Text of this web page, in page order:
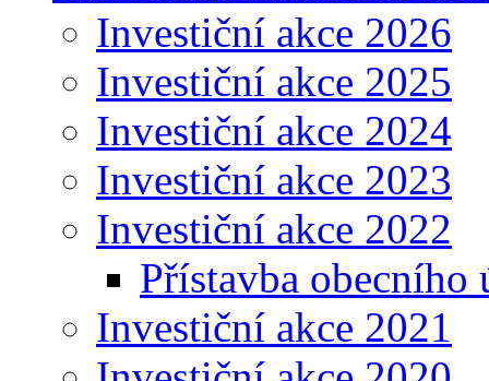
Investiční akce 2026
Investiční akce 2025
Investiční akce 2024
Investiční akce 2023
Investiční akce 2022
Přístavba obecního
Investiční akce 2021